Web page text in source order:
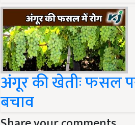
अंगूर की खेतीः फसल
बचाव
Share your comments